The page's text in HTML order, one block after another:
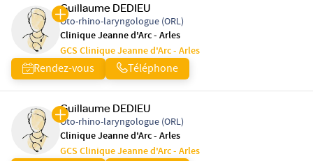
Guillaume DEDIEU
Oto-rhino-laryngologue (ORL)
Clinique Jeanne d'Arc - Arles
GCS Clinique Jeanne d'Arc - Arles
Rendez-vous Téléphone
Guillaume DEDIEU
Oto-rhino-laryngologue (ORL)
Clinique Jeanne d'Arc - Arles
GCS Clinique Jeanne d'Arc - Arles